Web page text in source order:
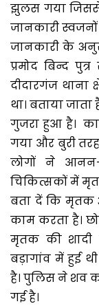
झुलस गया जिससे
जानकारी
जानकारी के
प्रमोद बिन्द
दीदारगंज
था। बताया
गुजरा हुआ है।
गया और बुरी
लोगों ने
चिकित्सकों में मृत
बता दें कि मृतक
काम करता है।
मृतक की शादी
बड़ागांव में हुई
है। पुलिस ने शव
गई है।